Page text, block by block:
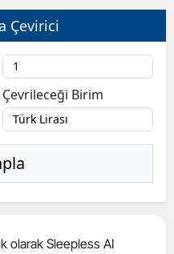
Burdur
Bursa
Çanakkale
Çankırı
Çorum
Denizli
Çevirici
Çevrileceği Birim
olarak Sleepless AI